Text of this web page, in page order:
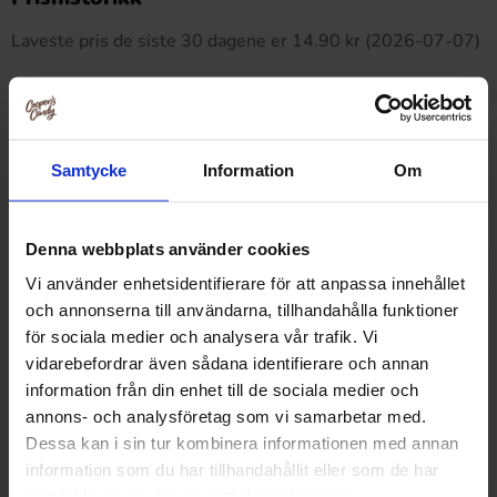
Samtycke Information Om
Denna webbplats använder cookies
Vi använder enhetsidentifierare för att anpassa innehållet
och annonserna till användarna, tillhandahålla funktioner
för sociala medier och analysera vår trafik. Vi
vidarebefordrar även sådana identifierare och annan
information från din enhet till de sociala medier och
annons- och analysföretag som vi samarbetar med.
Dessa kan i sin tur kombinera informationen med annan
information som du har tillhandahållit eller som de har
Laveste pris de siste 30 dagene er 14.90 kr (2026-07-07)
Relaterte produkter